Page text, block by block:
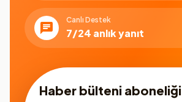
Canlı Destek
7/24 anlık yanıt
Haber bülteni aboneliği